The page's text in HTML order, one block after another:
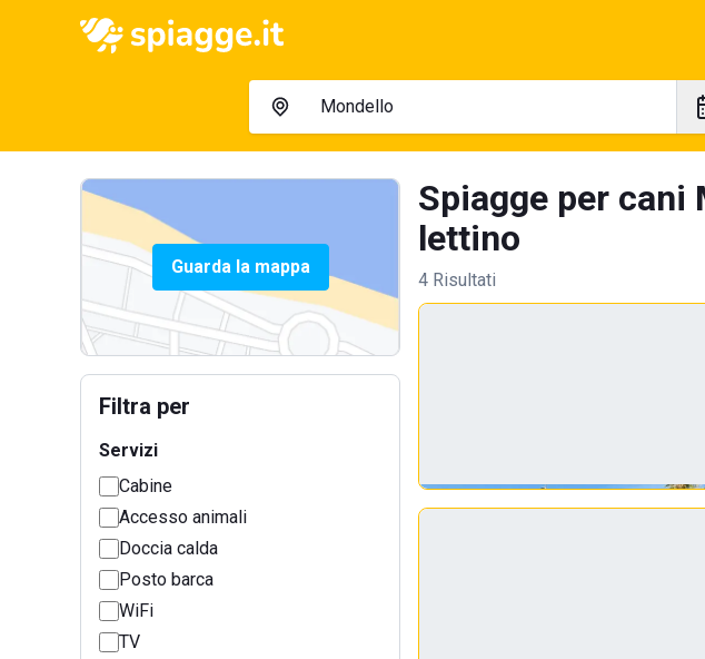
Guarda la mappa
Filtra per
Servizi
Cabine
Accesso animali
Doccia calda
Posto barca
WiFi
TV
Spiagge per cani
lettino
4 Risultati